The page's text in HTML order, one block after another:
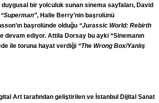
duygusal bir yolculuk sunan sinema sayfaları, David
“Superman”, Halle Berry’nin başrolünü
başrolünde olduğu “Jurassic World: Rebirth
devam ediyor. Attila Dorsay bu ayki “Sinemanın
ile toruna hayat verdiği “The Wrong Box/Yanlış
Art tarafından geliştirilen ve İstanbul Dijital Sanat